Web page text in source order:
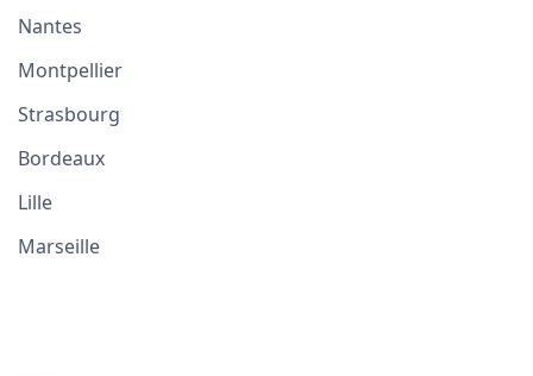
Nantes
Montpellier
Strasbourg
Bordeaux
Lille
Marseille